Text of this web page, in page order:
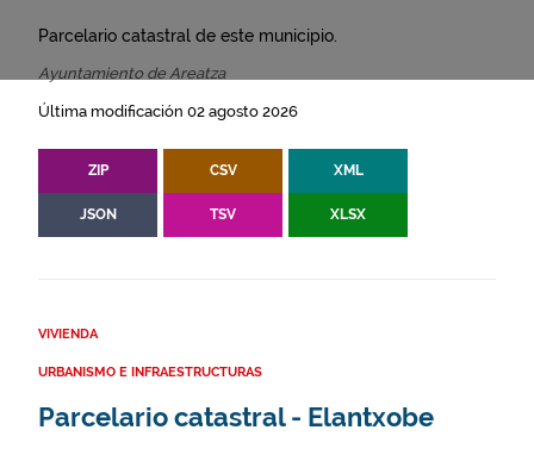
Parcelario catastral de este municipio.
Ayuntamiento de Areatza
Última modificación 02 agosto 2026
ZIP CSV XML
JSON TSV XLSX
VIVIENDA
URBANISMO E INFRAESTRUCTURAS
Parcelario catastral - Elantxobe